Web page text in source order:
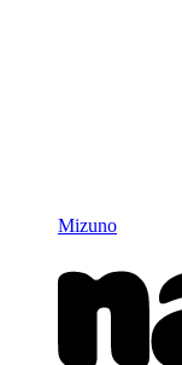
Mizuno